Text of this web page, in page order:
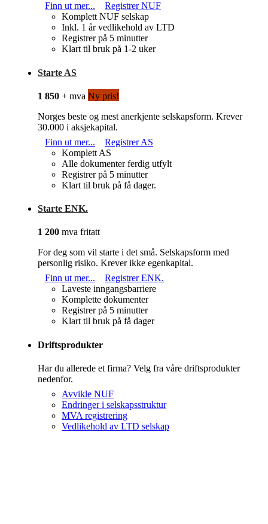
Finn ut mer...
Registrer NUF
Komplett NUF selskap
Inkl. 1 år vedlikehold av LTD
Registrer på 5 minutter
Klart til bruk på 1-2 uker
Starte AS
1 850 + mva Ny pris!
Norges beste og mest anerkjente selskapsform. Krever
30.000 i aksjekapital.
Finn ut mer...
Registrer AS
Komplett AS
Alle dokumenter ferdig utfylt
Registrer på 5 minutter
Klart til bruk på få dager.
Starte ENK.
1 200 mva fritatt
For deg som vil starte i det små. Selskapsform med
personlig risiko. Krever ikke egenkapital.
Finn ut mer...
Registrer ENK.
Laveste inngangsbarriere
Komplette dokumenter
Registrer på 5 minutter
Klart til bruk på få dager
Driftsprodukter
Har du allerede et firma? Velg fra våre driftsprodukter
nedenfor.
Avvikle NUF
Endringer i selskapsstruktur
MVA registrering
Vedlikehold av LTD selskap